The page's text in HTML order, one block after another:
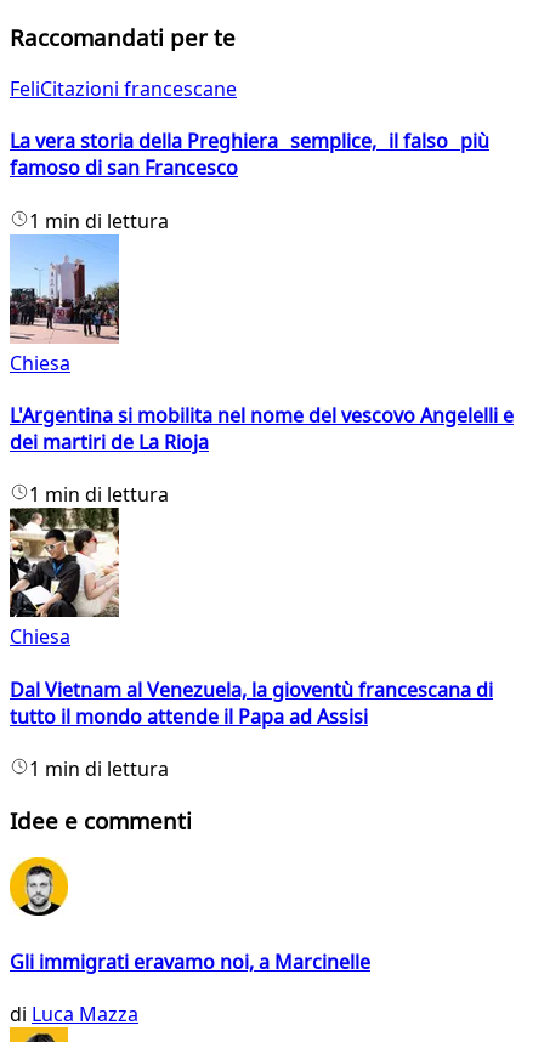
Raccomandati per te
FeliCitazioni francescane
La vera storia della Preghiera semplice, il falso più
famoso di san Francesco
1 min di lettura
Chiesa
L'Argentina si mobilita nel nome del vescovo Angelelli e
dei martiri de La Rioja
1 min di lettura
Chiesa
Dal Vietnam al Venezuela, la gioventù francescana di
tutto il mondo attende il Papa ad Assisi
1 min di lettura
Idee e commenti
Gli immigrati eravamo noi, a Marcinelle
di Luca Mazza